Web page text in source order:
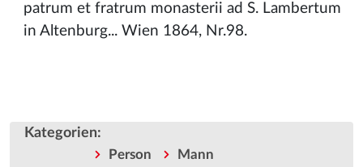
patrum et fratrum monasterii ad S. Lambertum
in Altenburg... Wien 1864, Nr.98.
Kategorien:
Person
Mann